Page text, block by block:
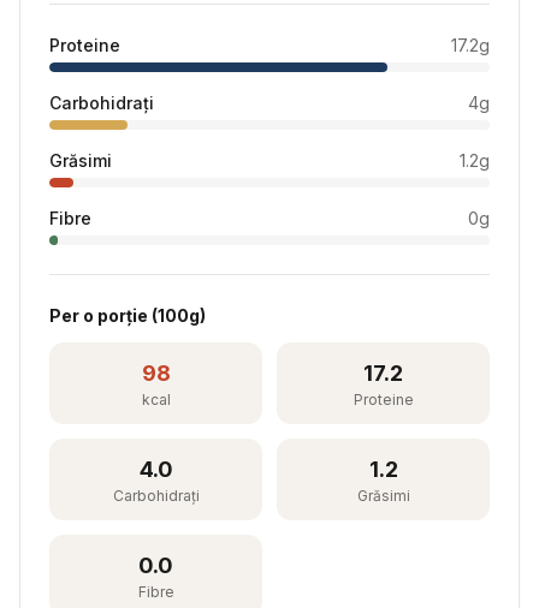
Proteine 17.2g
Carbohidrați 4g
Grăsimi 1.2g
Fibre 0g
Per o porție (100g)
98
kcal
17.2
Proteine
4.0
Carbohidrați
1.2
Grăsimi
0.0
Fibre